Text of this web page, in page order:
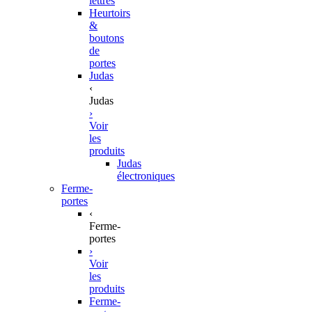
Heurtoirs
&
boutons
de
portes
Judas
‹
Judas
›
Voir
les
produits
Judas
électroniques
Ferme-
portes
‹
Ferme-
portes
›
Voir
les
produits
Ferme-